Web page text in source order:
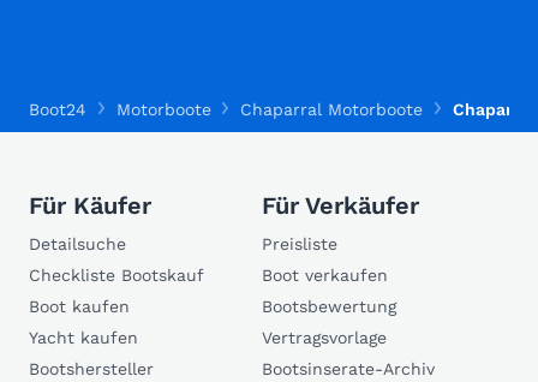
Boot24 Motorboote Chaparral Motorboote
Für Käufer
Detailsuche
Checkliste Bootskauf
Boot kaufen
Yacht kaufen
Bootshersteller
Für Verkäufer
Preisliste
Boot verkaufen
Bootsbewertung
Vertragsvorlage
Bootsinserate-Archiv